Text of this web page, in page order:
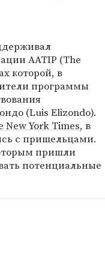
AATIP (The
которой, в
программы
(Luis Elizondo).
New York Times, в
с пришельцами.
пришли
потенциальные